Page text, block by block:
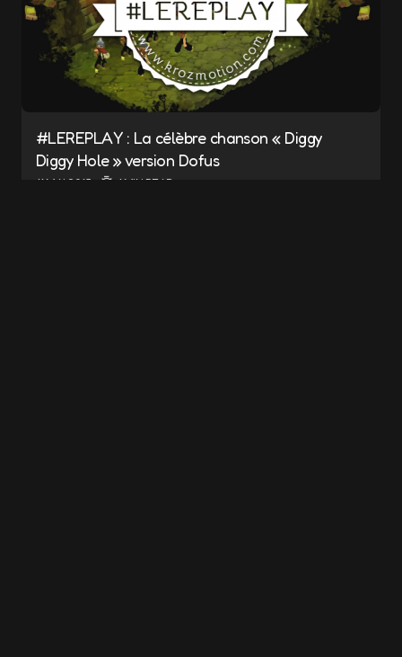
Name*
#LEREPLAY : La célèbre chanson « Diggy
Diggy Hole » version Dofus
11 MAI 2015 1 MIN READ